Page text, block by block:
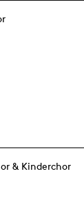
& Kinderchor